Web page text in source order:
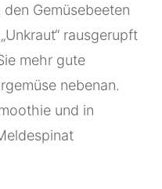
Gemüsebeeten
rausgerupft
mehr gute
nebenan.
und in